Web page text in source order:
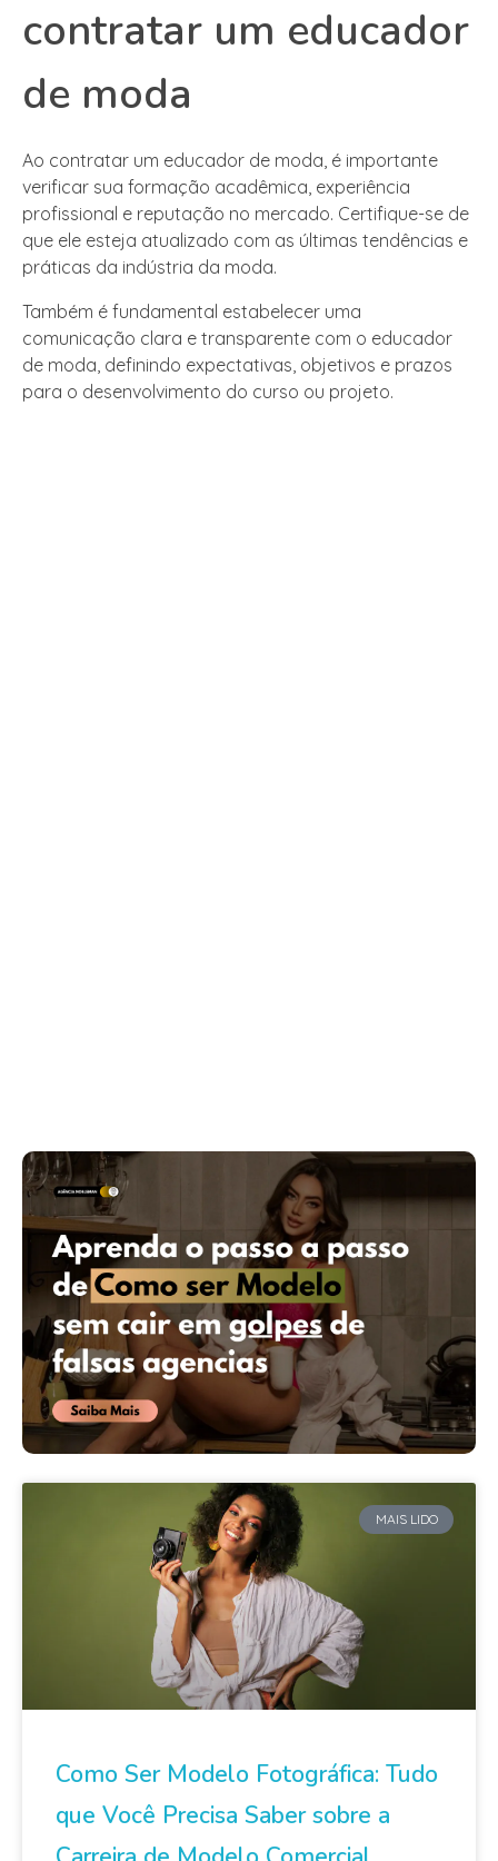
contratar um educador
de moda
Ao contratar um educador de moda, é importante
verificar sua formação acadêmica, experiência
profissional e reputação no mercado. Certifique-se de
que ele esteja atualizado com as últimas tendências e
práticas da indústria da moda.
Também é fundamental estabelecer uma
comunicação clara e transparente com o educador
de moda, definindo expectativas, objetivos e prazos
para o desenvolvimento do curso ou projeto.
MAIS LIDO
Como Ser Modelo Fotográfica: Tudo
que Você Precisa Saber sobre a